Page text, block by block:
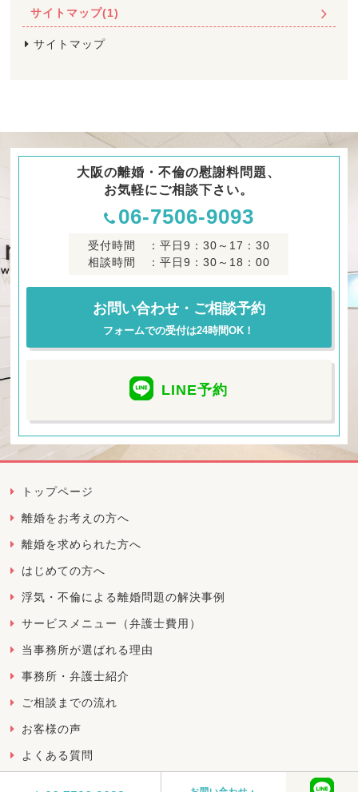
サイトマップ(1)
サイトマップ
大阪の離婚・不倫の慰謝料問題、
お気軽にご相談下さい。
06-7506-9093
受付時間 ：平日9：30～17：30
相談時間 ：平日9：30～18：00
お問い合わせ・ご相談予約
フォームでの受付は24時間OK！
LINE予約
トップページ
離婚をお考えの方へ
離婚を求められた方へ
はじめての方へ
浮気・不倫による離婚問題の解決事例
サービスメニュー（弁護士費用）
当事務所が選ばれる理由
事務所・弁護士紹介
ご相談までの流れ
お客様の声
よくある質問
Copyright © 2017 大阪の離婚弁護士 離婚・慰謝料相談・フロントロー法律事務所,All rights